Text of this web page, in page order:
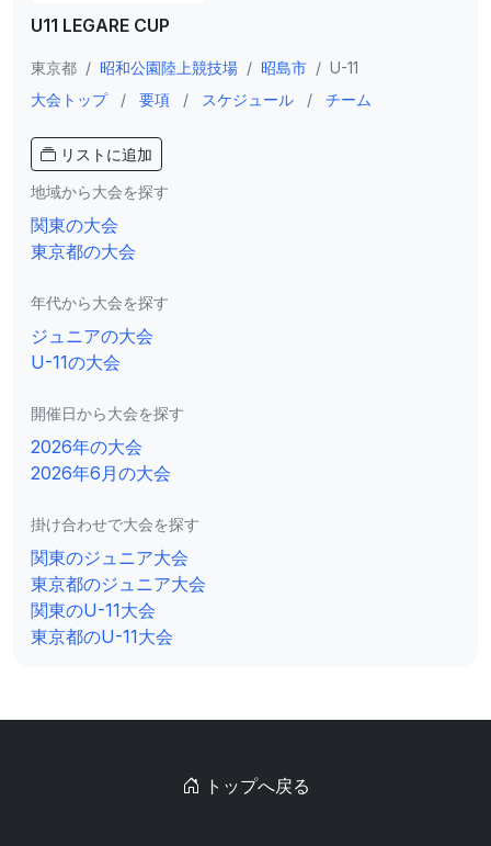
U11 LEGARE CUP
東京都 / 昭和公園陸上競技場 / 昭島市 / U-11
大会トップ
/ 要項 / スケジュール / チーム
リストに追加
地域から大会を探す
関東の大会
東京都の大会
年代から大会を探す
ジュニアの大会
U-11の大会
開催日から大会を探す
2026年の大会
2026年6月の大会
掛け合わせで大会を探す
関東のジュニア大会
東京都のジュニア大会
関東のU-11大会
東京都のU-11大会
トップへ戻る